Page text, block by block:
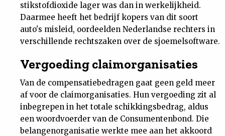
stikstofdioxide lager was dan in werkelijkheid.
Daarmee heeft het bedrijf kopers van dit soort
auto's misleid, oordeelden Nederlandse rechters in
verschillende rechtszaken over de sjoemelsoftware.
Vergoeding claimorganisaties
Van de compensatiebedragen gaat geen geld meer
af voor de claimorganisaties. Hun vergoeding zit al
inbegrepen in het totale schikkingsbedrag, aldus
een woordvoerder van de Consumentenbond. Die
belangenorganisatie werkte mee aan het akkoord